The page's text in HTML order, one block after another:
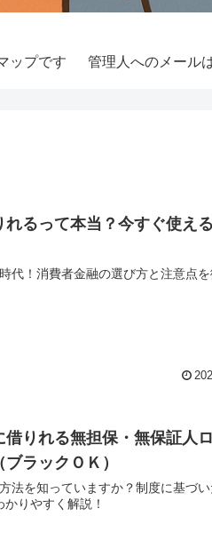
ップです
れるって本当？今すぐ使え
代！消費者金融の選び方と注意点
借りれる無担保・無保証人
ラックＯＫ）
法を知っていますか？制度に基づ
りやすく解説！